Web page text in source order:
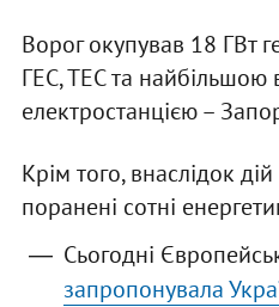
Ворог окупував 18 ГВт
ГЕС, ТЕС та
електростанцією –
Крім того, внаслідок
поранені сотні
Сьогодні
запропонувала